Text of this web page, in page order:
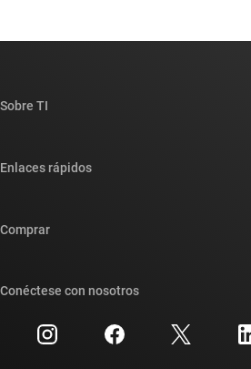
Sobre TI
Sala de redacción
Relaciones con los inversionistas
Enlaces rápidos
Búsqueda de referencias cruzadas
Centro de atención al cliente
Comprar
Conéctese con nosotros